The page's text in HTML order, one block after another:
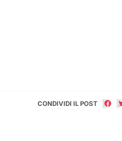
CONDIVIDI IL POST